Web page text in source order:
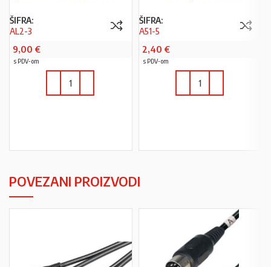
ŠIFRA:
AL2-3
9,00 €
s PDV-om
ŠIFRA:
A51-5
2,40 €
s PDV-om
POVEZANI PROIZVODI